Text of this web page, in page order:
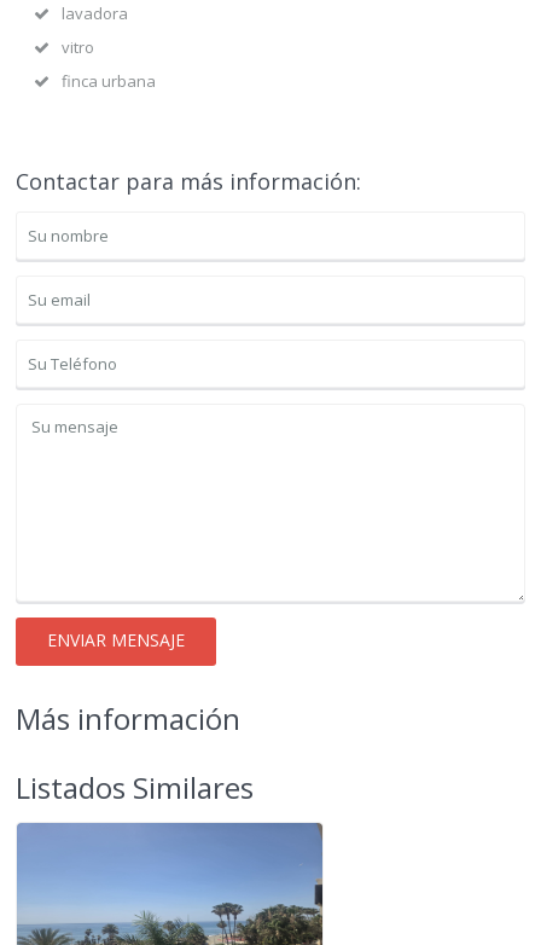
lavadora
vitro
finca urbana
Contactar para más información:
Más información
Listados Similares